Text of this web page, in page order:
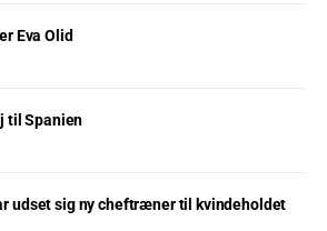
Eva Olid
til Spanien
udset sig ny cheftræner til kvindeholdet